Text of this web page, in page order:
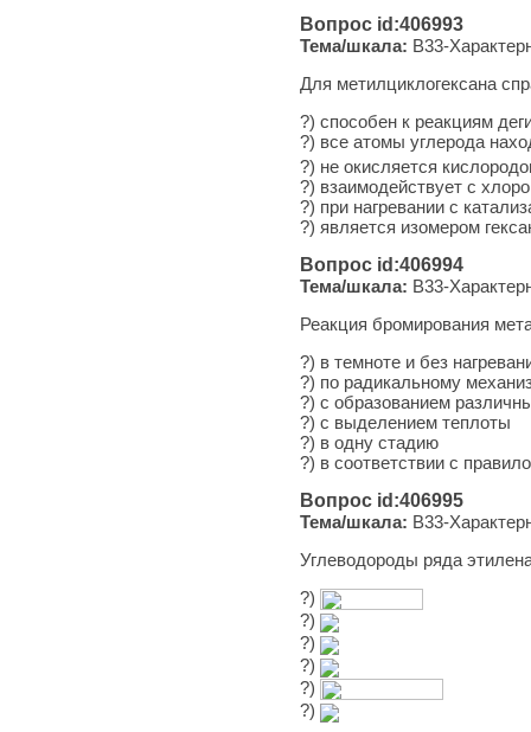
Вопрос id:406993
Тема/шкала: B33-
Для метилциклогексана
?) способен к реакциям
?) все атомы углерода
?) не окисляется
?) взаимодействует с
?) при нагревании с
?) является изомером
Вопрос id:406994
Тема/шкала: B33-
Реакция бромирования
?) в темноте и без
?) по радикальному
?) с образованием
?) с выделением теплоты
?) в одну стадию
?) в соответствии с
Вопрос id:406995
Тема/шкала: B33-
Углеводороды ряда
?)
?)
?)
?)
?)
?)